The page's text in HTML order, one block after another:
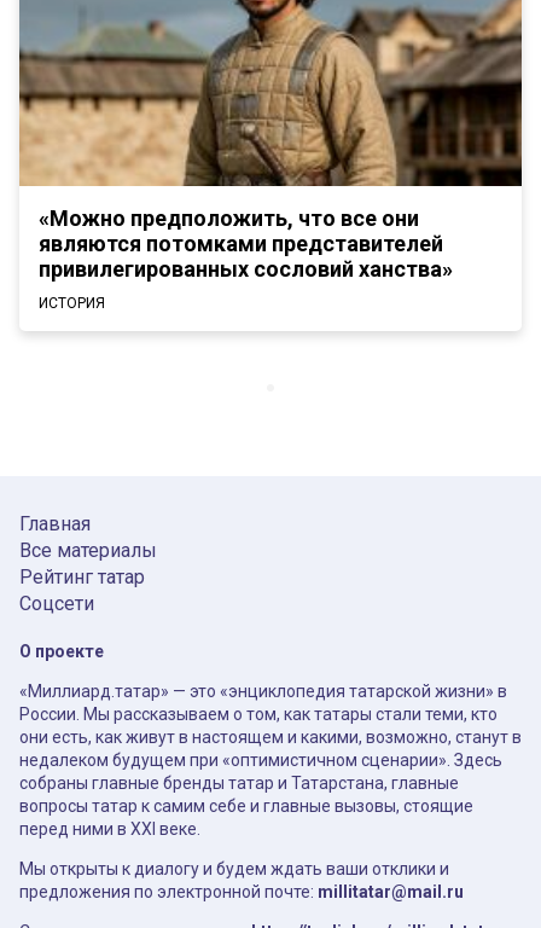
«Можно предположить, что все они
являются потомками представителей
привилегированных сословий ханства»
ИСТОРИЯ
Главная
Все материалы
Рейтинг татар
Соцсети
О проекте
«Миллиард.татар» — это «энциклопедия татарской жизни» в
России. Мы рассказываем о том, как татары стали теми, кто
они есть, как живут в настоящем и какими, возможно, станут в
недалеком будущем при «оптимистичном сценарии». Здесь
собраны главные бренды татар и Татарстана, главные
вопросы татар к самим себе и главные вызовы, стоящие
перед ними в XXI веке.
Мы открыты к диалогу и будем ждать ваши отклики и
предложения по электронной почте: millitatar@mail.ru